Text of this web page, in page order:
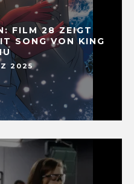
FILM 28 ZEIGT
SONG VON KING
2025